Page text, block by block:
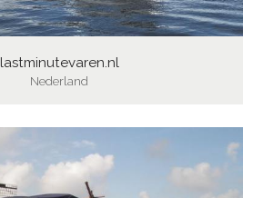
lastminutevaren.nl
Nederland